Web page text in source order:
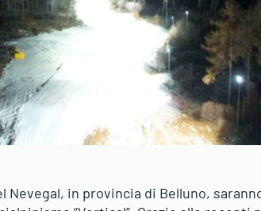
Nevegal, in provincia di Belluno,